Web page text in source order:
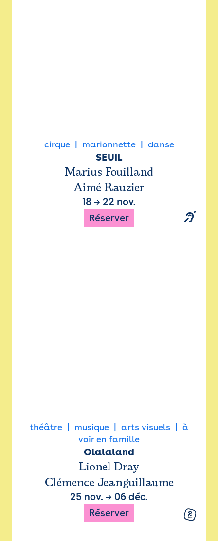
cirque marionnette danse
SEUIL
Marius Fouilland
Aimé Rauzier
18 → 22 nov.
Réserver
théâtre musique arts visuels
à
voir en famille
Olalaland
Lionel Dray
Clémence Jeanguillaume
25 nov. → 06 déc.
Réserver